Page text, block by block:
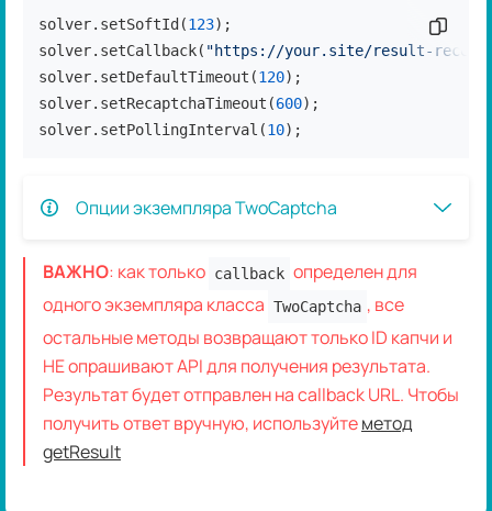
solver.setSoftId(123);
solver.setCallback( "https://your.site/result-
solver.setDefaultTimeout(120);
solver.setRecaptchaTimeout(600);
solver.setPollingInterval(10);
Опции экземпляра TwoCaptcha
ВАЖНО: как только callback определен для
одного экземпляра класса TwoCaptcha , все
остальные методы возвращают только ID капчи и
НЕ опрашивают API для получения результата.
Результат будет отправлен на callback URL. Чтобы
получить ответ вручную, используйтеметод
getResult